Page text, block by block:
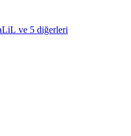
ve 5 diğerleri